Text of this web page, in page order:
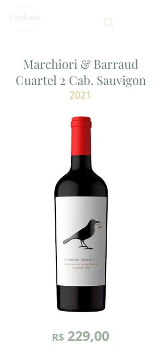
Marchiori & Barraud
Cuartel 2 Cab. Sauvigon
2021
R$ 229,00